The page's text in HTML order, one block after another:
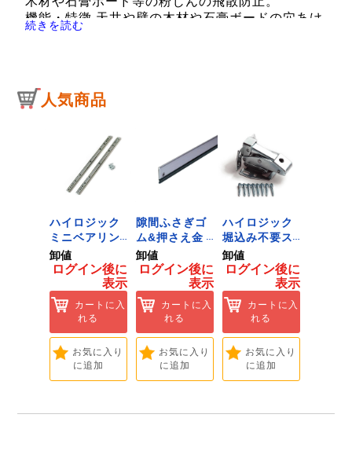
機能・特徴 天井や壁の木材や石膏ボードの穴あけ
時の切粉を受けて飛散を防ぎます。
す。
●対応軸：6.35mm六角軸。
●使用可能ドリル：直径21mmまで。
●最適ドリル：木工ドリル60～100mm程度。
続きを読む
人気商品
ハイロジック
ミニベアリン
グタイプ 310
ミリ 72958
Hardware]
卸値
ログイン後に
表示
カートに入
れる
お気に入り
に追加
隙間ふさぎゴ
ム&押さえ金
物 72909
卸値
ログイン後に
表示
カートに入
れる
お気に入り
に追加
ハイロジック
堀込み不要ス
ライド蝶番S
無兼用 P-726
Hardware]
卸値
ログイン後に
表示
カートに入
れる
お気に入り
に追加